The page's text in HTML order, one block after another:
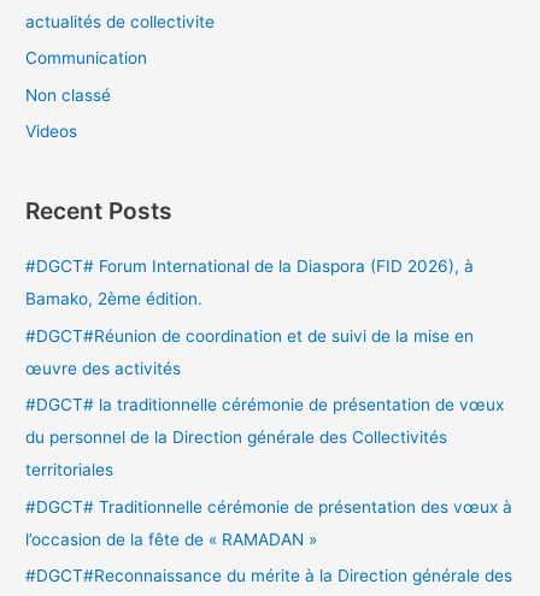
actualités de collectivite
Communication
Non classé
Videos
Recent Posts
#DGCT# Forum International de la Diaspora (FID 2026), à
Bamako, 2ème édition.
#DGCT#Réunion de coordination et de suivi de la mise en
œuvre des activités
#DGCT# la traditionnelle cérémonie de présentation de vœux
du personnel de la Direction générale des Collectivités
territoriales
#DGCT# Traditionnelle cérémonie de présentation des vœux à
l’occasion de la fête de « RAMADAN »
#DGCT#Reconnaissance du mérite à la Direction générale des